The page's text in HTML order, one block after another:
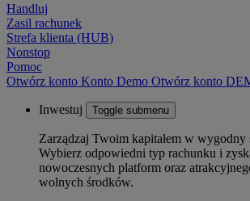
Handluj
Zasil rachunek
Strefa klienta (HUB)
Nonstop
Pomoc
Otwórz konto Konto Demo Otwórz konto
Inwestuj Toggle submenu
Zarządzaj Twoim kapitałem w wygodny
Wybierz odpowiedni typ rachunku i
nowoczesnych platform oraz
wolnych środków.